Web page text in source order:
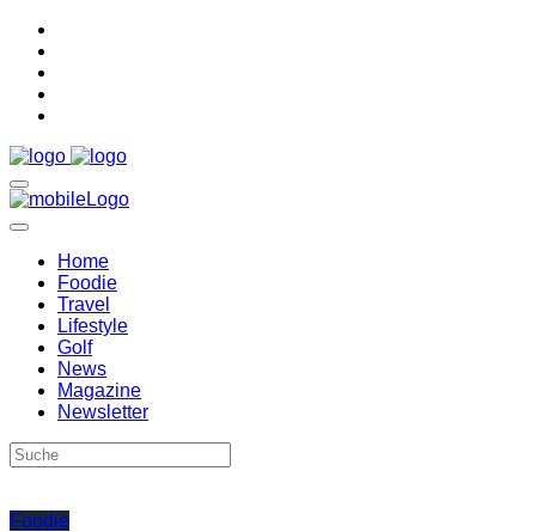
Home
Foodie
Travel
Lifestyle
Golf
News
Magazine
Newsletter
Foodie